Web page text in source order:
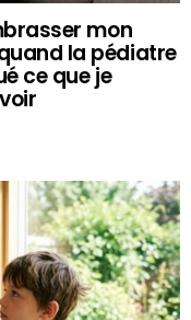
mon
la pédiatre
ce que je